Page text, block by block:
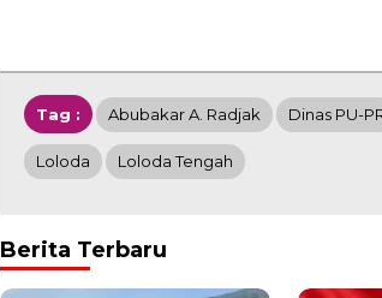
Tag : Abubakar A. Radjak Dinas PU-
Loloda Loloda Tengah
Berita Terbaru